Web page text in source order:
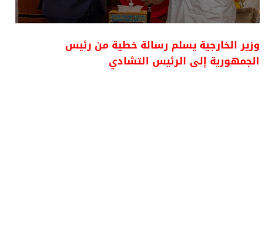
وزير الخارجية يسلم رسالة خطية من رئيس
الجمهورية إلى الرئيس التشادي